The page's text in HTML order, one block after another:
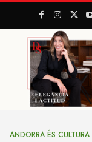
ANDORRA ÉS CULTURA